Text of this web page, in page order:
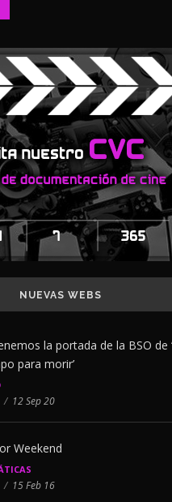
NUEVAS WEBS
la portada de la BSO de
para morir’
/ 12 Sep 20
Weekend
/ 15 Feb 16